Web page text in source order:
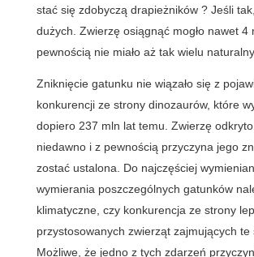
stać się zdobyczą drapieżników ? Jeśli
dużych. Zwierzę osiągnąć mogło nawet 4
pewnością nie miało aż tak wielu
Zniknięcie gatunku nie wiązało się z
konkurencji ze strony dinozaurów, które
dopiero 237 mln lat temu. Zwierzę
niedawno i z pewnością przyczyna jego
zostać ustalona. Do najczęściej
wymierania poszczególnych gatunków
klimatyczne, czy konkurencja ze strony
przystosowanych zwierząt zajmujących te
Możliwe, że jedno z tych zdarzeń